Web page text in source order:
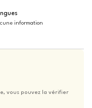
information
vous pouvez la vérifier